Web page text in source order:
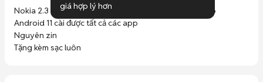
Nokia 2.3 bản 2 sim khe thẻ nhớ riêng hỗ trợ đến 128gb
Android 11 cài được tất cả các app
Nguyên zin
Tặng kèm sạc luôn
giá hợp lý hơn